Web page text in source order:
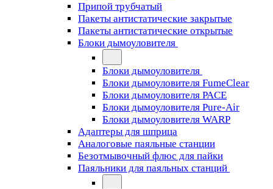
Припой трубчатый
Пакеты антистатические закрытые
Пакеты антистатические открытые
Блоки дымоуловителя
Блоки дымоуловителя
Блоки дымоуловителя FumeClear
Блоки дымоуловителя PACE
Блоки дымоуловителя Pure-Air
Блоки дымоуловителя WARP
Адаптеры для шприца
Аналоговые паяльные станции
Безотмывочный флюс для пайки
Паяльники для паяльных станций